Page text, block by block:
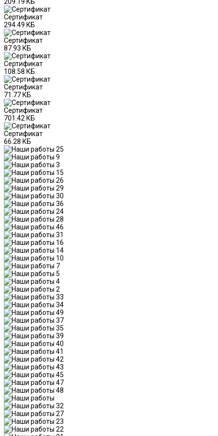
Сертификат
294.49 КБ
Сертификат
87.93 КБ
Сертификат
108.58 КБ
Сертификат
71.77 КБ
Сертификат
701.42 КБ
Сертификат
66.28 КБ